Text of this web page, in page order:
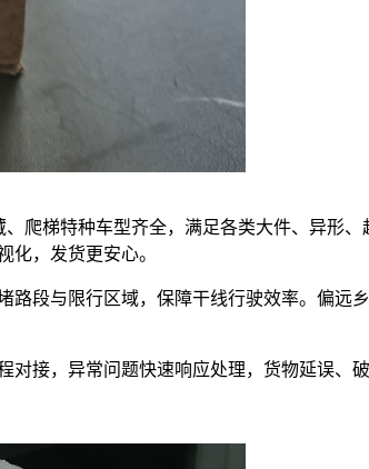
爬梯特种车型齐全，满足各类大件、异形
化，发货更安心。
段与限行区域，保障干线行驶效率。偏远
接，异常问题快速响应处理，货物延误、